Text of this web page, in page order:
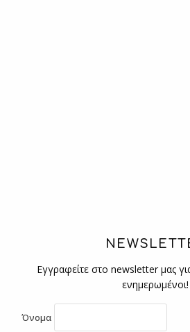
Εγγραφείτε στο newsletter μας
ενημερωμένοι!
Όνομα